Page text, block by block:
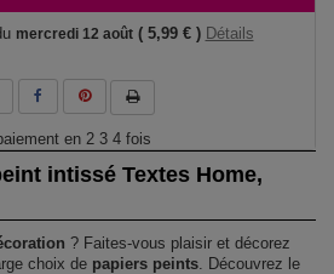
mercredi 12 août ( 5,99 € ) Détails
intissé Textes Home,
? Faites-vous plaisir et décorez
choix de papiers peints. Découvrez le